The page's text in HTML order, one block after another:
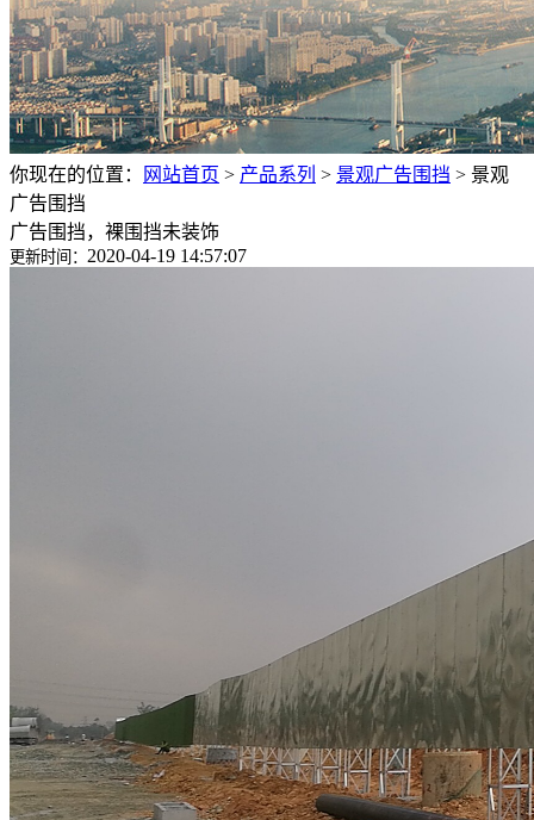
你现在的位置： 网站首页 > 产品系列 > 景观广告围挡 > 景观
广告围挡
广告围挡，裸围挡未装饰
更新时间： 2020-04-19 14:57:07